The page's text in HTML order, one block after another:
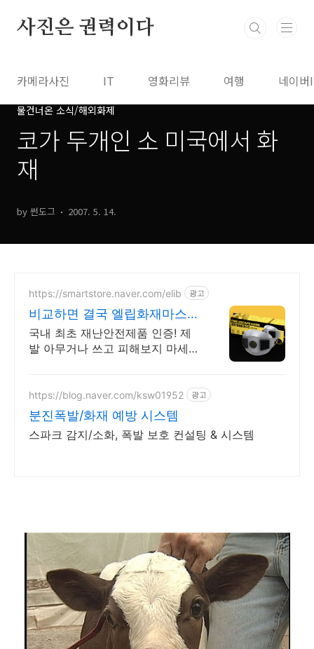
사진은 권력이다
카메라사진 IT 영화리뷰 여행 네이
물건너온 소식/해외화제
코가 두개인 소 미국에서 화
재
by 썬도그 2007. 5. 14.
https://smartstore.naver.com/elib 광고
비교하면 결국 엘립화재마스크
아파트 화재대비 미루지마세요
국내 최초 재난안전제품 인증! 제
발 아무거나 쓰고 피해보지 마세
https://blog.naver.com/ksw01952 광고
분진폭발/화재 예방 시스템
스파크 감지/소화, 폭발 보호 컨설팅 & 시스템